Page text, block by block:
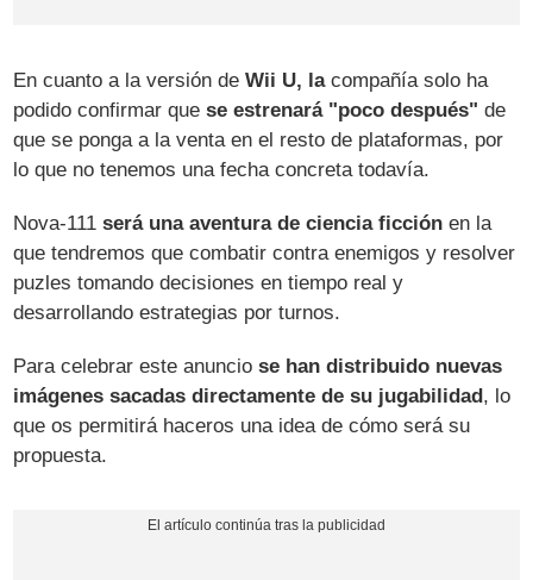
En cuanto a la versión deWii U, lacompañía solo ha
podido confirmar quese estrenará "poco después" de
que se ponga a la venta en el resto de plataformas, por
lo que no tenemos una fecha concreta todavía.
Nova-111será una aventura de ciencia ficción en la
que tendremos que combatir contra enemigos y resolver
puzles tomando decisiones en tiempo real y
desarrollando estrategias por turnos.
Para celebrar este anunciose han distribuido nuevas
imágenes sacadas directamente de su jugabilidad, lo
que os permitirá haceros una idea de cómo será su
propuesta.